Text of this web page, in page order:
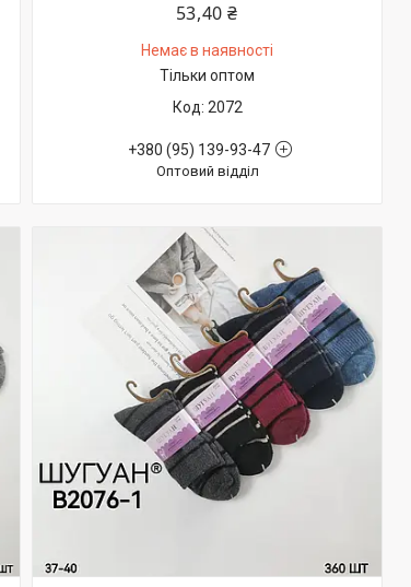
53,40 ₴
Немає в наявності
Тільки оптом
2072
+380 (95) 139-93-47
Оптовий відділ